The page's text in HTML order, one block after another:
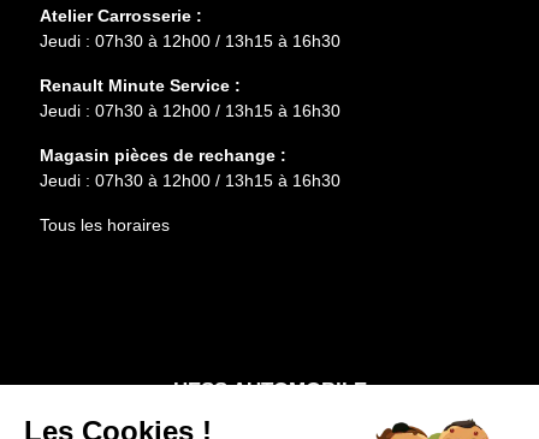
Atelier Carrosserie :
Jeudi : 07h30 à 12h00 / 13h15 à 16h30
Renault Minute Service :
Jeudi : 07h30 à 12h00 / 13h15 à 16h30
Magasin pièces de rechange :
Jeudi : 07h30 à 12h00 / 13h15 à 16h30
Tous les horaires
HESS AUTOMOBILE
Les Cookies !